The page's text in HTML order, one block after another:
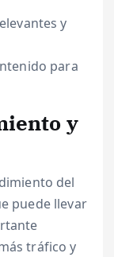
y
para
y
del
puede llevar
tráfico y